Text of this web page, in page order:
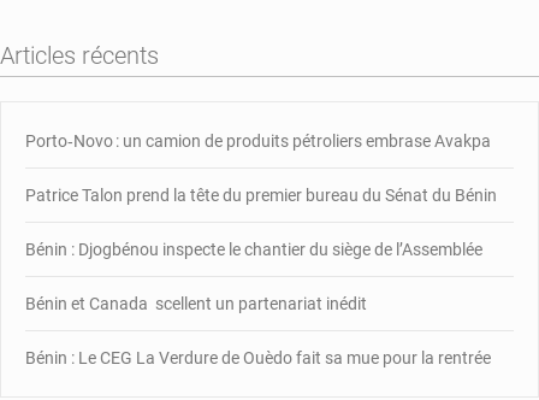
Articles récents
Porto‑Novo : un camion de produits pétroliers embrase Avakpa
Patrice Talon prend la tête du premier bureau du Sénat du Bénin
Bénin : Djogbénou inspecte le chantier du siège de l’Assemblée
Bénin et Canada scellent un partenariat inédit
Bénin : Le CEG La Verdure de Ouèdo fait sa mue pour la rentrée